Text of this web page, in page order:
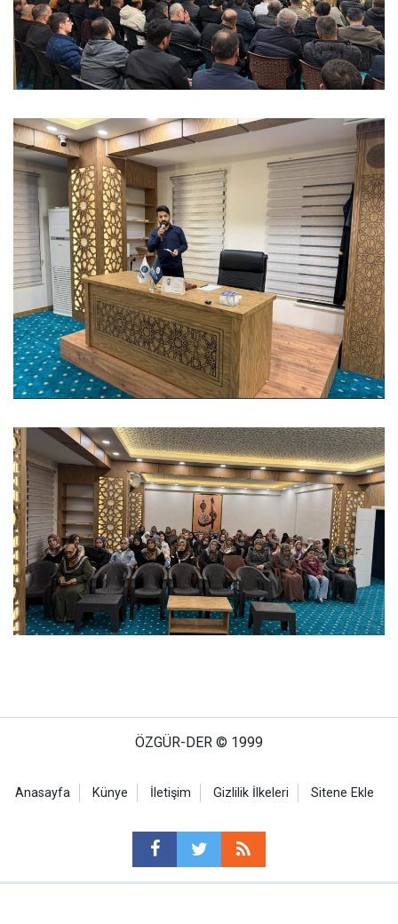
ÖZGÜR-DER © 1999
Anasayfa Künye İletişim Gizlilik İlkeleri Sitene Ekle